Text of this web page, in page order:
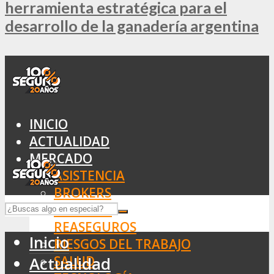
herramienta estratégica para el
desarrollo de la ganadería argentina
INICIO
ACTUALIDAD
MERCADO
ASISTENCIA
BROKERS
SEGUROS
REASEGUROS
RIESGOS DEL TRABAJO
SALUD
Inicio
Actualidad